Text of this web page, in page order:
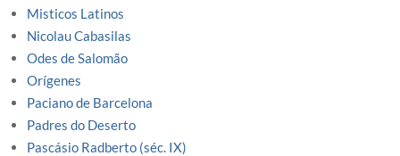
Misticos Latinos
Nicolau Cabasilas
Odes de Salomão
Orígenes
Paciano de Barcelona
Padres do Deserto
Pascásio Radberto (séc. IX)